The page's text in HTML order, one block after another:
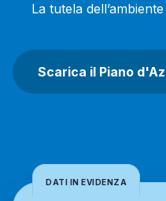
La tutela
Scarica il Piano
DATI IN EVIDENZA